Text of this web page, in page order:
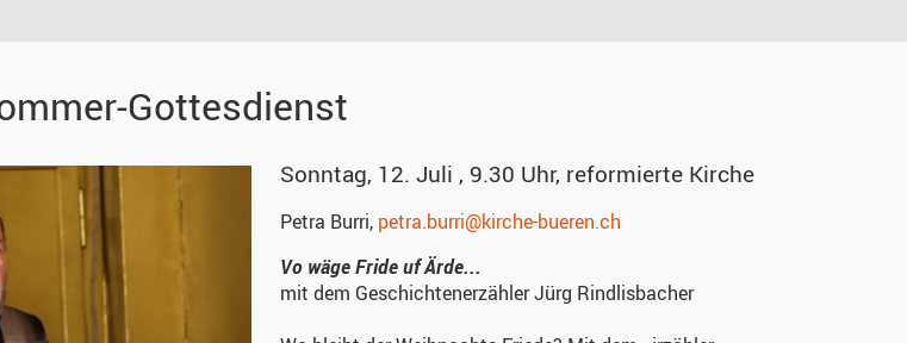
Gottesdienst
Sonntag, 12. Juli , 9.30 Uhr, reformierte Kirche
Petra Burri, petra.burri@kirche-bueren.ch
Vo wäge Fride uf Ärde...
mit dem Geschichtenerzähler Jürg Rindlisbacher